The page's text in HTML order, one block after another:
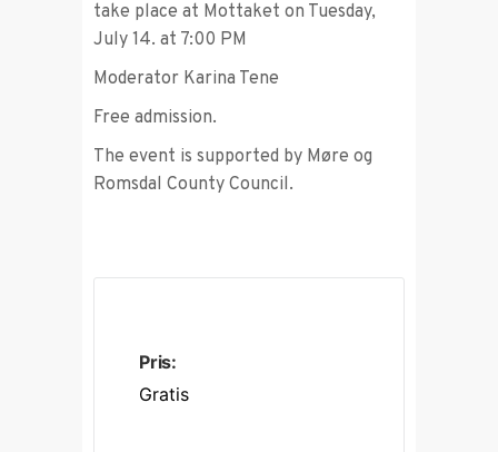
take place at Mottaket on Tuesday,
July 14. at 7:00 PM
Moderator Karina Tene
Free admission.
The event is supported by Møre og
Romsdal County Council.
Pris:
Gratis